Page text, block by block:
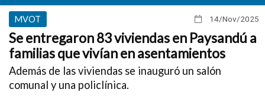
14/Nov/2025
MVOT
Se entregaron 83 viviendas en Paysandú a
familias que vivían en asentamientos
Además de las viviendas se inauguró un salón
comunal y una policlínica.